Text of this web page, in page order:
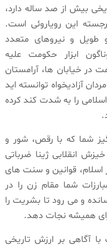
بیش از صد ساله دارد،
این رویاروئی است.
طویل و نیروهای متعدد
ابزار حکومت علیه
در خیابان ها، آرامستان
آزادیخواه توانسته اید
را به شدت کند کرده
شما که با رقص، شور و
انقلابی ژینا ضرباتی
اسلام، قوانین و سنت های
شما مقام زن را در
و می رود تا بشریت را
همیشه نجات دهد.
آگاهی بر ارزش تاریخی